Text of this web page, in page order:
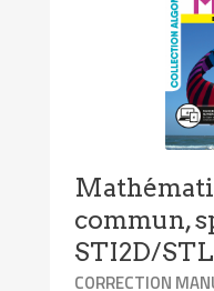
commun,
STI2D/
CORRECTION